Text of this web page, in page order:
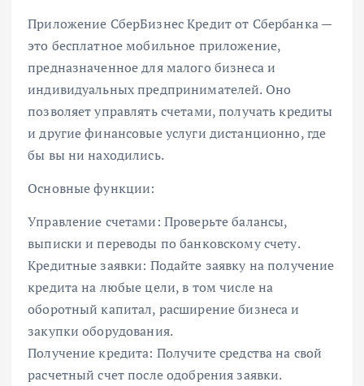
Приложение СберБизнес Кредит от Сбербанка —
это бесплатное мобильное приложение,
предназначенное для малого бизнеса и
индивидуальных предпринимателей. Оно
позволяет управлять счетами, получать кредиты
и другие финансовые услуги дистанционно, где
бы вы ни находились.
Основные функции:
Управление счетами: Проверьте балансы,
выписки и переводы по банковскому счету.
Кредитные заявки: Подайте заявку на получение
кредита на любые цели, в том числе на
оборотный капитал, расширение бизнеса и
закупки оборудования.
Получение кредита: Получите средства на свой
расчетный счет после одобрения заявки.